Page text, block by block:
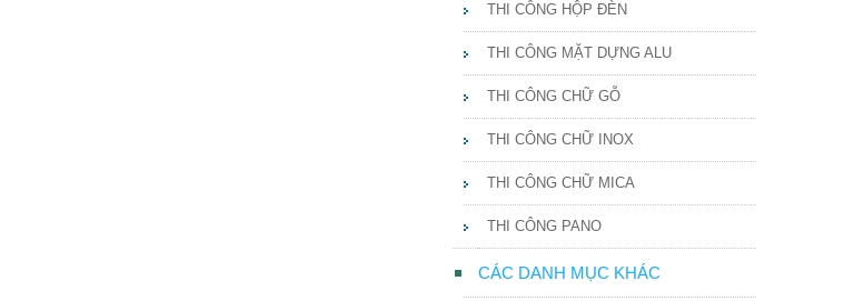
THI CÔNG HỘP ĐÈN
THI CÔNG MẶT DỰNG ALU
THI CÔNG CHỮ GỖ
THI CÔNG CHỮ INOX
THI CÔNG CHỮ MICA
THI CÔNG PANO
CÁC DANH MỤC KHÁC